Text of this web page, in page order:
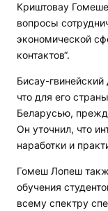
Криштовау
вопросы
экономической
контактов“.
Бисау-гвинейский
что для его
Беларусью,
Он уточнил, что
наработки и
Гомеш Лопеш
обучения
всему спектру